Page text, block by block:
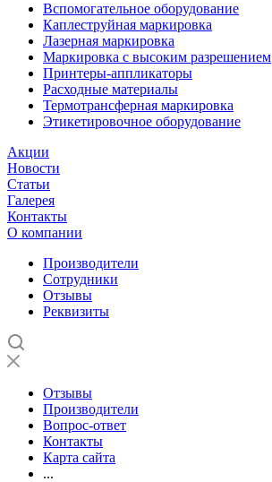
Вспомогательное оборудование
Каплеструйная маркировка
Лазерная маркировка
Маркировка с высоким разрешением
Принтеры-аппликаторы
Расходные материалы
Термотрансферная маркировка
Этикетировочное оборудование
Акции
Новости
Статьи
Галерея
Контакты
О компании
Производители
Сотрудники
Отзывы
Реквизиты
Отзывы
Производители
Вопрос-ответ
Контакты
Карта сайта
...